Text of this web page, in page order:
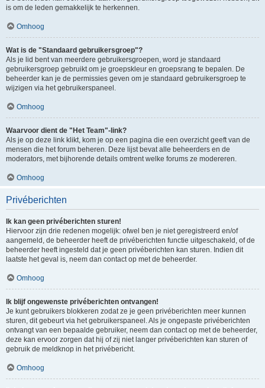
is om de leden gemakkelijk te herkennen.
Omhoog
Wat is de "Standaard gebruikersgroep"?
Als je lid bent van meerdere gebruikersgroepen, word je standaard
gebruikersgroep gebruikt om je groepskleur en groepsrang te bepalen. De
beheerder kan je de permissies geven om je standaard gebruikersgroep te
wijzigen via het gebruikerspaneel.
Omhoog
Waarvoor dient de "Het Team"-link?
Als je op deze link klikt, kom je op een pagina die een overzicht geeft van de
mensen die het forum beheren. Deze lijst bevat alle beheerders en de
moderators, met bijhorende details omtrent welke forums ze modereren.
Omhoog
Privéberichten
Ik kan geen privéberichten sturen!
Hiervoor zijn drie redenen mogelijk: ofwel ben je niet geregistreerd en/of
aangemeld, de beheerder heeft de privéberichten functie uitgeschakeld, of de
beheerder heeft ingesteld dat je geen privéberichten kan sturen. Indien dit
laatste het geval is, neem dan contact op met de beheerder.
Omhoog
Ik blijf ongewenste privéberichten ontvangen!
Je kunt gebruikers blokkeren zodat ze je geen privéberichten meer kunnen
sturen, dit gebeurt via het gebruikerspaneel. Als je ongepaste privéberichten
ontvangt van een bepaalde gebruiker, neem dan contact op met de beheerder,
deze kan ervoor zorgen dat hij of zij niet langer privéberichten kan sturen of
gebruik de meldknop in het privébericht.
Omhoog